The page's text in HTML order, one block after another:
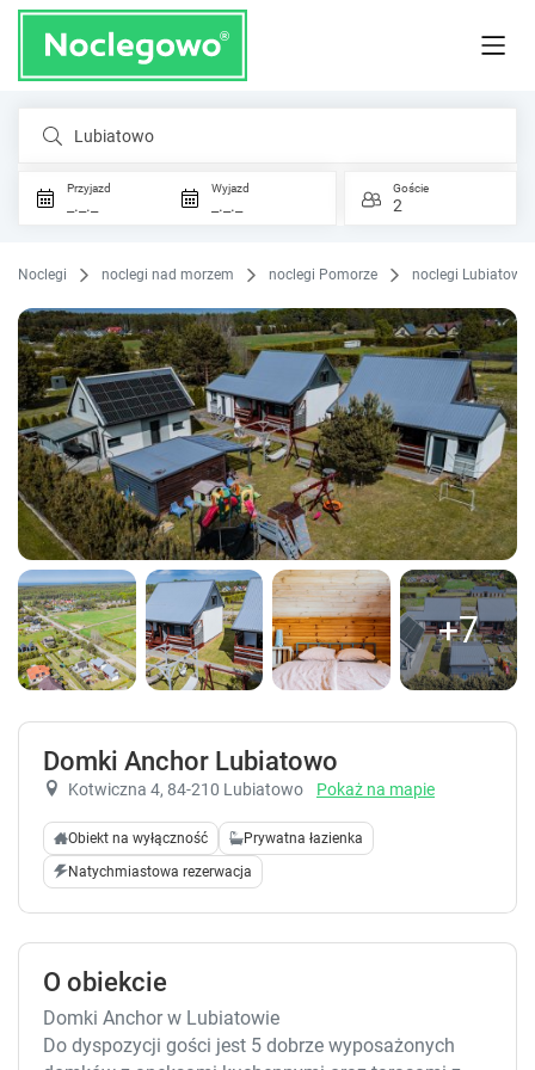
Lubiatowo
Przyjazd
_._._
Wyjazd
_._._
Goście
2
Noclegi noclegi nad morzem noclegi Pomorze noclegi Lubiatowo
+7
Domki Anchor Lubiatowo
Kotwiczna 4, 84-210 Lubiatowo Pokaż na mapie
Obiekt na wyłączność
Prywatna łazienka
Natychmiastowa rezerwacja
O obiekcie
Domki Anchor w Lubiatowie
Do dyspozycji gości jest 5 dobrze wyposażonych